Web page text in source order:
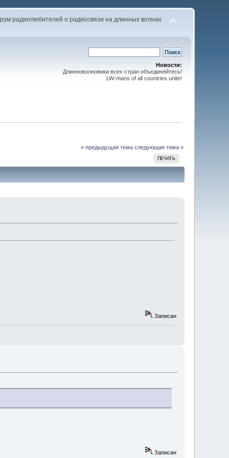
радиолюбителей о радиосвязи на длинных волнах
Новости:
Длинноволновики всех стран объединяйтесь!
LW-mans of all countries unite!
« предыдущая тема следующая тема »
ПЕЧАТЬ
Записан
Записан